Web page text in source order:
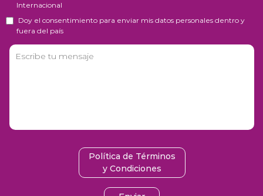
Internacional
Doy el consentimiento para enviar mis datos personales dentro y
fuera del país
Política de Términos
y Condiciones